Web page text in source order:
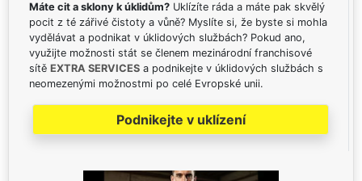
Máte cit a sklony k úklidům? Uklízíte ráda a máte pak skvělý
pocit z té zářivé čistoty a vůně? Myslíte si, že byste si mohla
vydělávat a podnikat v úklidových službách? Pokud ano,
využijte možnosti stát se členem mezinárodní franchisové
sítě EXTRA SERVICES a podnikejte v úklidových službách s
neomezenými možnostmi po celé Evropské unii.
Podnikejte v uklízení